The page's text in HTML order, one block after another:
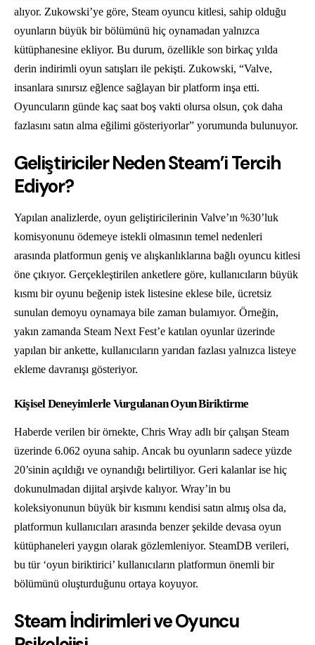
alıyor. Zukowski’ye göre, Steam oyuncu kitlesi, sahip olduğu
oyunların büyük bir bölümünü hiç oynamadan yalnızca
kütüphanesine ekliyor. Bu durum, özellikle son birkaç yılda
derin indirimli oyun satışları ile pekişti. Zukowski, “Valve,
insanlara sınırsız eğlence sağlayan bir platform inşa etti.
Oyuncuların günde kaç saat boş vakti olursa olsun, çok daha
fazlasını satın alma eğilimi gösteriyorlar” yorumunda bulunuyor.
Geliştiriciler Neden Steam’i Tercih
Ediyor?
Yapılan analizlerde, oyun geliştiricilerinin Valve’ın %30’luk
komisyonunu ödemeye istekli olmasının temel nedenleri
arasında platformun geniş ve alışkanlıklarına bağlı oyuncu kitlesi
öne çıkıyor. Gerçekleştirilen anketlere göre, kullanıcıların büyük
kısmı bir oyunu beğenip istek listesine eklese bile, ücretsiz
sunulan demoyu oynamaya bile zaman bulamıyor. Örneğin,
yakın zamanda Steam Next Fest’e katılan oyunlar üzerinde
yapılan bir ankette, kullanıcıların yarıdan fazlası yalnızca listeye
ekleme davranışı gösteriyor.
Kişisel Deneyimlerle Vurgulanan Oyun Biriktirme
Haberde verilen bir örnekte, Chris Wray adlı bir çalışan Steam
üzerinde 6.062 oyuna sahip. Ancak bu oyunların sadece yüzde
20’sinin açıldığı ve oynandığı belirtiliyor. Geri kalanlar ise hiç
dokunulmadan dijital arşivde kalıyor. Wray’in bu
koleksiyonunun büyük bir kısmını kendisi satın almış olsa da,
platformun kullanıcıları arasında benzer şekilde devasa oyun
kütüphaneleri yaygın olarak gözlemleniyor. SteamDB verileri,
bu tür ‘oyun biriktirici’ kullanıcıların platformun önemli bir
bölümünü oluşturduğunu ortaya koyuyor.
Steam İndirimleri ve Oyuncu